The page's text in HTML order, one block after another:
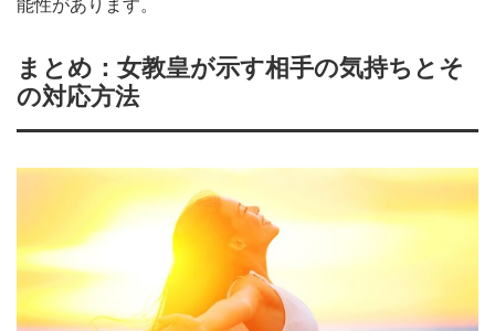
能性があります。
まとめ：女教皇が示す相手の気持ちとそ
の対応方法